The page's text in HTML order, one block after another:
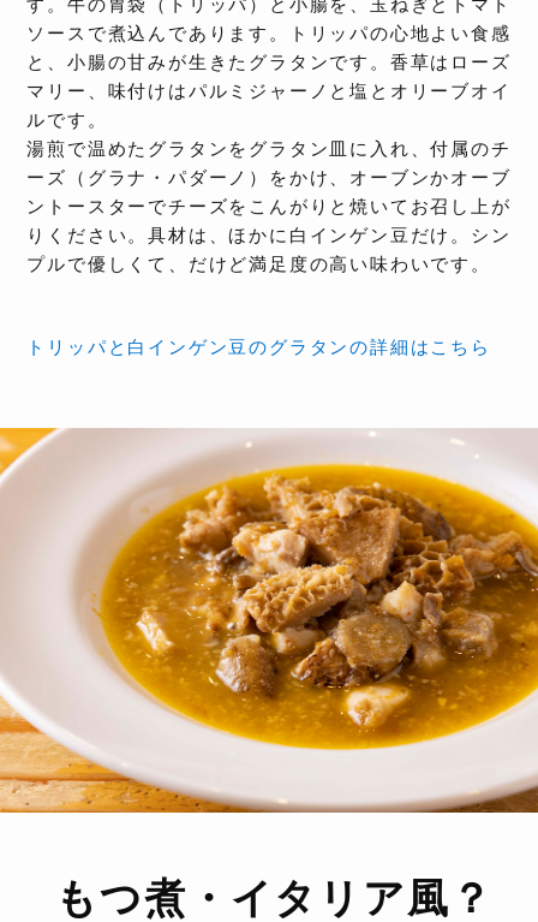
す。牛の胃袋（トリッパ）と小腸を、玉ねぎとトマト
ソースで煮込んであります。トリッパの心地よい食感
と、小腸の甘みが生きたグラタンです。香草はローズ
マリー、味付けはパルミジャーノと塩とオリーブオイ
ルです。
湯煎で温めたグラタンをグラタン皿に入れ、付属のチ
ーズ（グラナ・パダーノ）をかけ、オーブンかオーブ
ントースターでチーズをこんがりと焼いてお召し上が
りください。具材は、ほかに白インゲン豆だけ。シン
プルで優しくて、だけど満足度の高い味わいです。
トリッパと白インゲン豆のグラタンの詳細はこちら
もつ煮・イタリア風？